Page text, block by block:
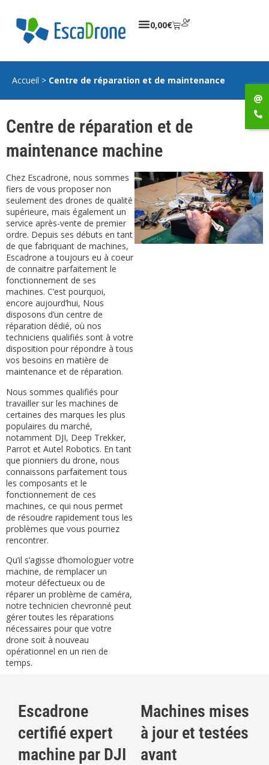
0,00€
Accueil > Centre de réparation et de maintenance
Centre de réparation et de
maintenance machine
Chez Escadrone, nous sommes
fiers de vous proposer non
seulement des drones de qualité
supérieure, mais également un
service après-vente de premier
ordre. Depuis ses débuts en tant
de que fabriquant de machines,
Escadrone a toujours eu à coeur
de connaitre parfaitement le
fonctionnement de ses
machines. C’est pourquoi,
encore aujourd’hui, Nous
disposons d’un centre de
réparation dédié, où nos
techniciens qualifiés sont à votre
disposition pour répondre à tous
vos besoins en matière de
maintenance et de réparation.
Nous sommes qualifiés pour
travailler sur les machines de
certaines des marques les plus
populaires du marché,
notamment DJI, Deep Trekker,
Parrot et Autel Robotics. En tant
que pionniers du drone, nous
connaissons parfaitement tous
les composants et le
fonctionnement de ces
machines, ce qui nous permet
de résoudre rapidement tous les
problèmes que vous pourriez
rencontrer.
Qu’il s’agisse d’homologuer votre
machine, de remplacer un
moteur défectueux ou de
réparer un problème de caméra,
notre technicien chevronné peut
gérer toutes les réparations
nécessaires pour que votre
drone soit à nouveau
opérationnel en un rien de
temps.
Escadrone
certifié expert
machine par DJI
Machines mises
à jour et testées
avant